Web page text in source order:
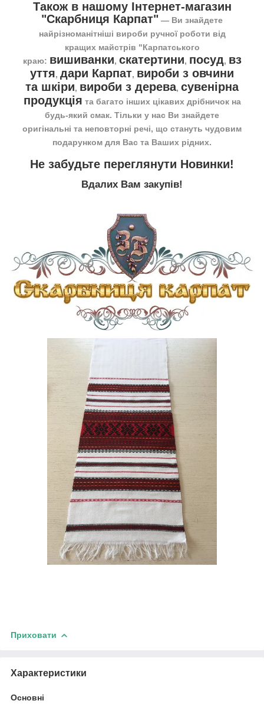
Також в нашому Інтернет-магазин
"Скарбниця Карпат" ― Ви знайдете
найрізноманітніші вироби ручної роботи від
кращих майстрів "Карпатського
краю: вишиванки, скатертини, посуд, вз
уття, дари Карпат, вироби з овчини
та шкіри, вироби з дерева, сувенірна
продукція та багато інших цікавих дрібничок на
будь-який смак. Тільки у нас Ви знайдете
оригінальні та неповторні речі, що стануть чудовим
подарунком для Вас та Ваших рідних.
Не забудьте переглянути Новинки!
Вдалих Вам закупів!
Приховати
Характеристики
Основні